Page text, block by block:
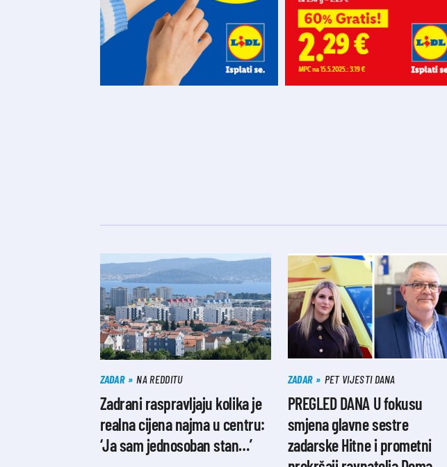
ZADAR NA REDDITU
Zadrani raspravljaju kolika je
realna cijena najma u centru:
‘Ja sam jednosoban stan…’
ZADAR PET VIJESTI DANA
PREGLED DANA U fokusu
smjena glavne sestre
zadarske Hitne i prometni